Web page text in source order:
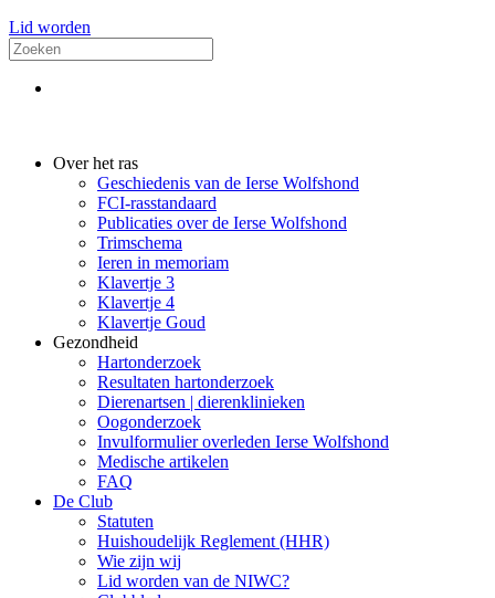
Lid worden
Over het ras
Geschiedenis van de Ierse Wolfshond
FCI-rasstandaard
Publicaties over de Ierse Wolfshond
Trimschema
Ieren in memoriam
Klavertje 3
Klavertje 4
Klavertje Goud
Gezondheid
Hartonderzoek
Resultaten hartonderzoek
Dierenartsen | dierenklinieken
Oogonderzoek
Invulformulier overleden Ierse Wolfshond
Medische artikelen
FAQ
De Club
Statuten
Huishoudelijk Reglement (HHR)
Wie zijn wij
Lid worden van de NIWC?